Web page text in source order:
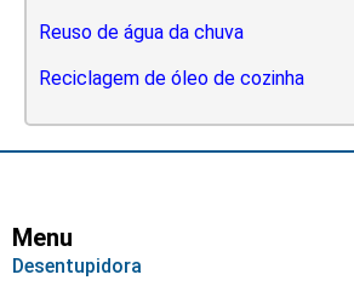
Reuso de água da chuva
Reciclagem de óleo de cozinha
Menu
Desentupidora